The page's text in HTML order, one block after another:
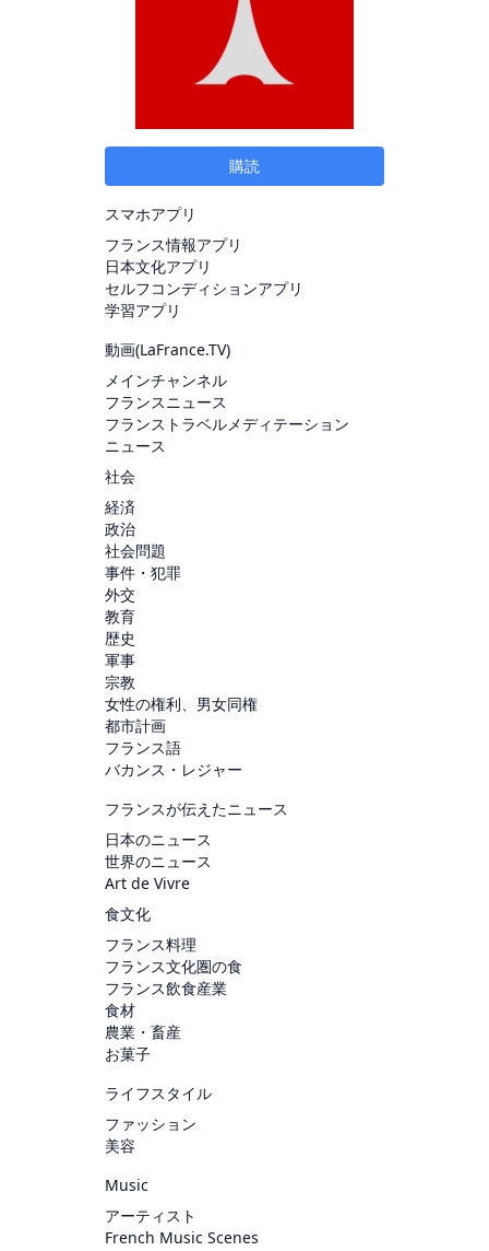
購読
スマホアプリ
フランス情報アプリ
日本文化アプリ
セルフコンディションアプリ
学習アプリ
動画(LaFrance.TV)
メインチャンネル
フランスニュース
フランストラベルメディテーション
ニュース
社会
経済
政治
社会問題
事件・犯罪
外交
教育
歴史
軍事
宗教
女性の権利、男女同権
都市計画
フランス語
バカンス・レジャー
フランスが伝えたニュース
日本のニュース
世界のニュース
Art de Vivre
食文化
フランス料理
フランス文化圏の食
フランス飲食産業
食材
農業・畜産
お菓子
ライフスタイル
ファッション
美容
Music
アーティスト
French Music Scenes